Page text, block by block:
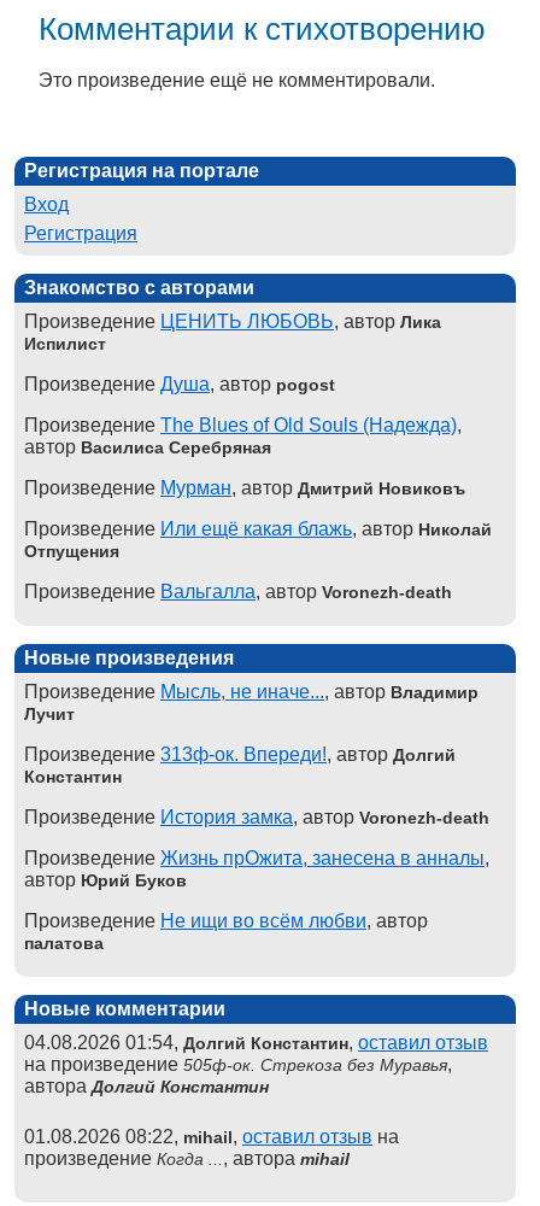
Комментарии к стихотворению
Это произведение ещё не комментировали.
Регистрация на портале
Вход
Регистрация
Знакомство с авторами
Произведение ЦЕНИТЬ ЛЮБОВЬ, автор Лика
Испилист
Произведение Душа, автор pogost
Произведение The Blues of Old Souls (Надежда),
автор Василиса Серебряная
Произведение Мурман, автор Дмитрий Новиковъ
Произведение Или ещё какая блажь, автор Николай
Отпущения
Произведение Вальгалла, автор Voronezh-death
Новые произведения
Произведение Мысль, не иначе..., автор Владимир
Лучит
Произведение 313ф-ок. Впереди!, автор Долгий
Константин
Произведение История замка, автор Voronezh-death
Произведение Жизнь прОжита, занесена в анналы,
автор Юрий Буков
Произведение Не ищи во всём любви, автор
палатова
Новые комментарии
04.08.2026 01:54, Долгий Константин, оставил отзыв
на произведение 505ф-ок. Стрекоза без Муравья,
автораДолгий Константин
01.08.2026 08:22, mihail, оставил отзыв на
произведение Когда ... , автора mihail